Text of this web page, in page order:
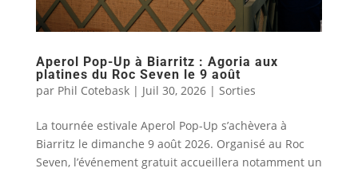
Aperol Pop-Up à Biarritz : Agoria aux
platines du Roc Seven le 9 août
par Phil Cotebask| Juil 30, 2026| Sorties
La tournée estivale Aperol Pop-Up s’achèvera à
Biarritz le dimanche 9 août 2026. Organisé au Roc
Seven, l’événement gratuit accueillera notamment un